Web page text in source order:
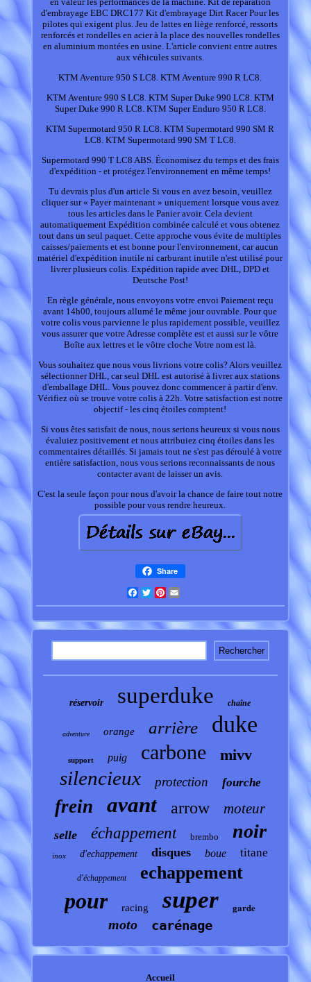
d'embrayage EBC DRC177 Kit d'embrayage Dirt Racer Pour les
pilotes qui exigent plus. Jeu de lattes en liège renforcé, ressorts
renforcés et rondelles en acier à la place des nouvelles rondelles
en aluminium montées en usine. L'article convient entre autres
aux véhicules suivants.
KTM Aventure 950 S LC8. KTM Aventure 990 R LC8.
KTM Aventure 990 S LC8. KTM Super Duke 990 LC8. KTM
Super Duke 990 R LC8. KTM Super Enduro 950 R LC8.
KTM Supermotard 950 R LC8. KTM Supermotard 990 SM R
LC8. KTM Supermotard 990 SM T LC8.
Supermotard 990 T LC8 ABS. Économisez du temps et des frais
d'expédition - et protégez l'environnement en même temps!
Tu devrais plus d'un article Si vous en avez besoin, veuillez
cliquer sur « Payer maintenant » uniquement lorsque vous avez
tous les articles dans le Panier avoir. Cela devient
automatiquement Expédition combinée calculé et vous obtenez
tout dans un seul paquet. Cette approche vous évite de multiples
caisses/paiements et est bonne pour l'environnement, car aucun
matériel d'expédition inutile ni carburant inutile n'est utilisé pour
livrer plusieurs colis. Expédition rapide avec DHL, DPD et
Deutsche Post!
En règle générale, nous envoyons votre envoi Paiement reçu
avant 14h00, toujours allumé le même jour ouvrable. Pour que
votre colis vous parvienne le plus rapidement possible, veuillez
vous assurer que votre Adresse complète est et aussi sur le vôtre
Boîte aux lettres et le vôtre cloche Votre nom est là.
Vous souhaitez que nous vous livrions votre colis? Alors veuillez
sélectionner DHL, car seul DHL est autorisé à livrer aux stations
d'emballage DHL. Vous pouvez donc commencer à partir d'env.
Vérifiez où se trouve votre colis à 22h. Votre satisfaction est notre
objectif - les cinq étoiles comptent!
Si vous êtes satisfait de nous, nous serions heureux si vous nous
évaluiez positivement et nous attribuiez cinq étoiles dans les
commentaires détaillés. Si jamais tout ne s'est pas déroulé à votre
entière satisfaction, nous vous serions reconnaissants de nous
contacter avant de laisser un avis.
C'est la seule façon pour nous d'avoir la chance de faire tout notre
possible pour vous rendre heureux.
Share
Facebook
TwitterPinterest
réservoir superduke chaîne
adventure orange arrière duke
support puig carbone mivv
silencieux protection fourche
frein avant arrow moteur
selle échappement brembo noir
inox d'echappement disques boue titane
d'échappement echappement
pour racing super garde
moto carénage
Accueil